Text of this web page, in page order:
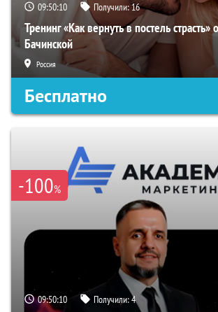
09:50:09 Получили:16
Тренинг «Как вернуть в постель страсть»
Бачинской
Россия
Бесплатно
-100%
09:50:09 Получили:4